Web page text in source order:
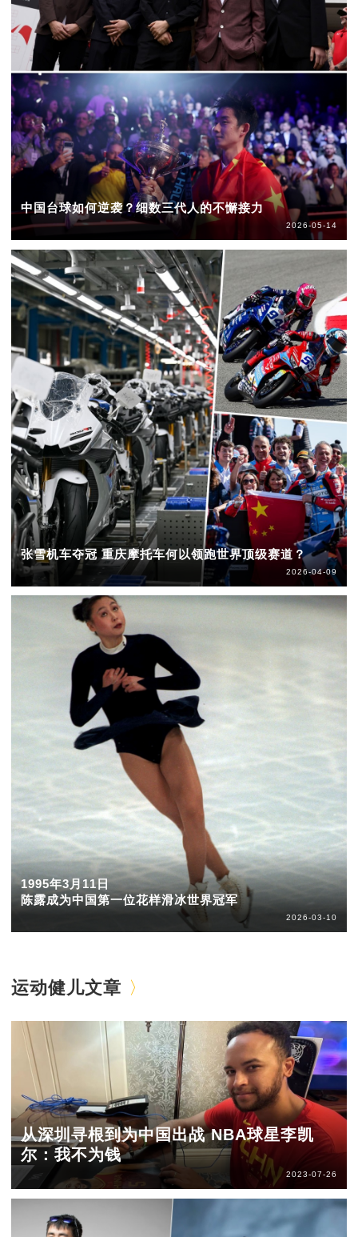
中国台球如何逆袭？细数三代人的不懈接力
2026-05-14
张雪机车夺冠 重庆摩托车何以领跑世界顶级赛道？
2026-04-09
1995年3月11日
陈露成为中国第一位花样滑冰世界冠军
2026-03-10
运动健儿文章
从深圳寻根到为中国出战 NBA球星李凯
尔：我不为钱
2023-07-26